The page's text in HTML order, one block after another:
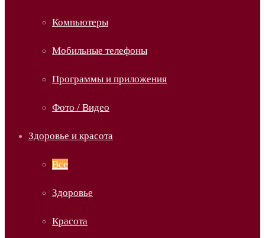
Компьютеры
Мобильные телефоны
Программы и приложения
Фото / Видео
Здоровье и красота
Все
Здоровье
Красота